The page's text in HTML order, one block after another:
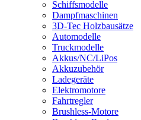
Schiffsmodelle
Dampfmaschinen
3D-Tec Holzbausätze
Automodelle
Truckmodelle
Akkus/NC/LiPos
Akkuzubehör
Ladegeräte
Elektromotore
Fahrtregler
Brushless-Motore